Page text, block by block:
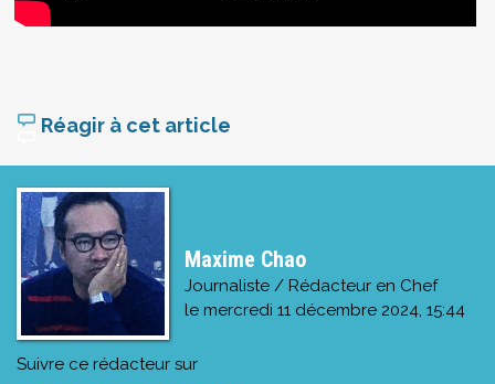
Réagir à cet article
Maxime Chao
Journaliste / Rédacteur en Chef
le mercredi 11 décembre 2024, 15:44
Suivre ce rédacteur sur